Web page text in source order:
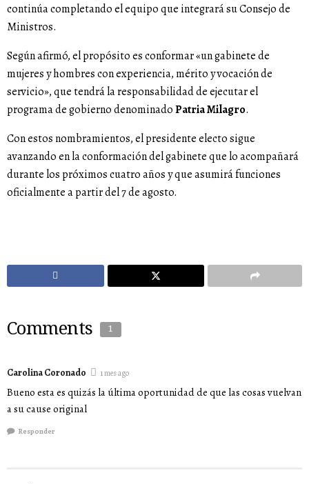
continúa completando el equipo que integrará su Consejo de
Ministros.
Según afirmó, el propósito es conformar «un gabinete de
mujeres y hombres con experiencia, mérito y vocación de
servicio», que tendrá la responsabilidad de ejecutar el
programa de gobierno denominadoPatria Milagro.
Con estos nombramientos, el presidente electo sigue
avanzando en la conformación del gabinete que lo acompañará
durante los próximos cuatro años y que asumirá funciones
oficialmente a partir del 7 de agosto.
Comments 1
Carolina Coronado 1 mes ago
Bueno esta es quizás la última oportunidad de que las cosas vuelvan
a su cause original
Responder